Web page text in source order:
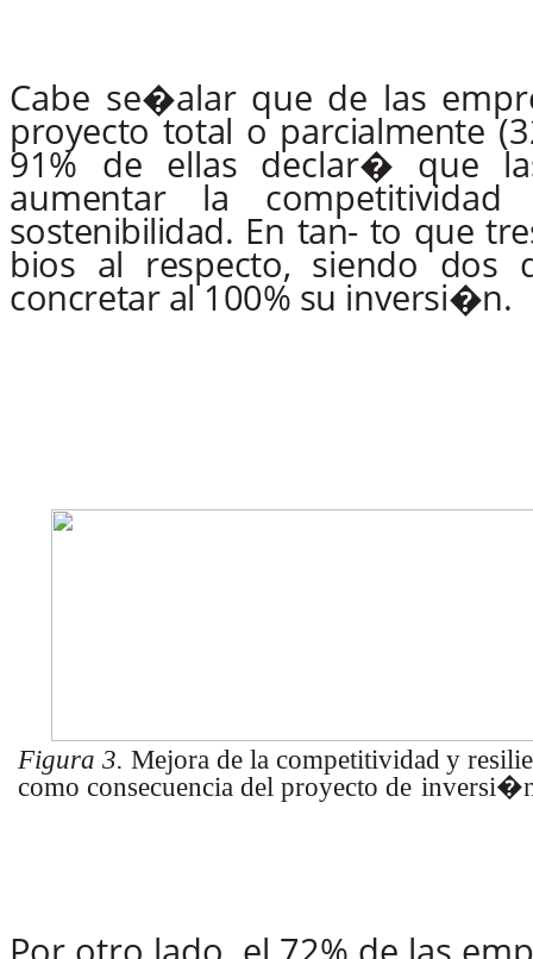
Cabe se�alar que de las
proyecto total o parcialmente
91% de ellas declar� que
aumentar la competitividad
sostenibilidad. En tan- to que
bios al respecto, siendo dos
concretar al 100% su inversi�n.
Figura 3. Mejora de la competitividad y
como consecuencia del proyecto de